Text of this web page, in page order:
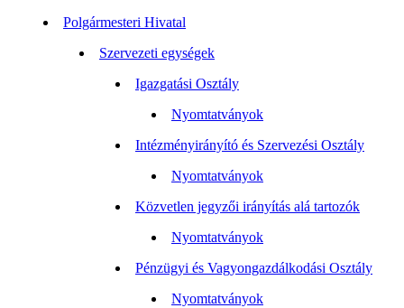
Polgármesteri Hivatal
Szervezeti egységek
Igazgatási Osztály
Nyomtatványok
Intézményirányító és Szervezési Osztály
Nyomtatványok
Közvetlen jegyzői irányítás alá tartozók
Nyomtatványok
Pénzügyi és Vagyongazdálkodási Osztály
Nyomtatványok